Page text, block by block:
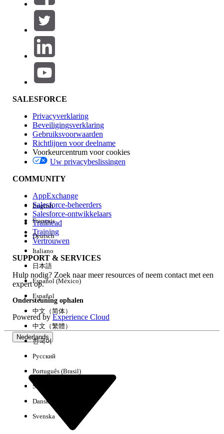
FILTERS SELECTEREN
Productgebied
Invloed op functies
Edition
Ervaring
Alles wissen Gereed
Geen resultaten
SALESFORCE
Privacyverklaring
Beveiligingsverklaring
Gebruiksvoorwaarden
Richtlijnen voor deelname
Voorkeurcentrum voor cookies
Uw privacybeslissingen
COMMUNITY
AppExchange
Salesforce-beheerders
Salesforce-ontwikkelaars
Trailhead
Training
Vertrouwen
SUPPORT & SERVICES
Hulp nodig? Zoek naar meer resources of neem contact met een
expert op.
Ondersteuning ophalen
Powered byExperience Cloud
Nederlands
English
Français
Deutsch
Italiano
日本語
Español (México)
Español
中文（简体）
中文（繁體）
한국어
Русский
Português (Brasil)
Suomi
Dansk
Svenska